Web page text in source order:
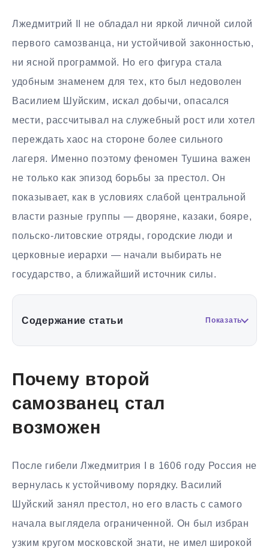
Лжедмитрий II не обладал ни яркой личной силой
первого самозванца, ни устойчивой законностью,
ни ясной программой. Но его фигура стала
удобным знаменем для тех, кто был недоволен
Василием Шуйским, искал добычи, опасался
мести, рассчитывал на служебный рост или хотел
переждать хаос на стороне более сильного
лагеря. Именно поэтому феномен Тушина важен
не только как эпизод борьбы за престол. Он
показывает, как в условиях слабой центральной
власти разные группы — дворяне, казаки, бояре,
польско-литовские отряды, городские люди и
церковные иерархи — начали выбирать не
государство, а ближайший источник силы.
Содержание статьи Показать
Почему второй
самозванец стал
возможен
После гибели Лжедмитрия I в 1606 году Россия не
вернулась к устойчивому порядку. Василий
Шуйский занял престол, но его власть с самого
начала выглядела ограниченной. Он был избран
узким кругом московской знати, не имел широкой